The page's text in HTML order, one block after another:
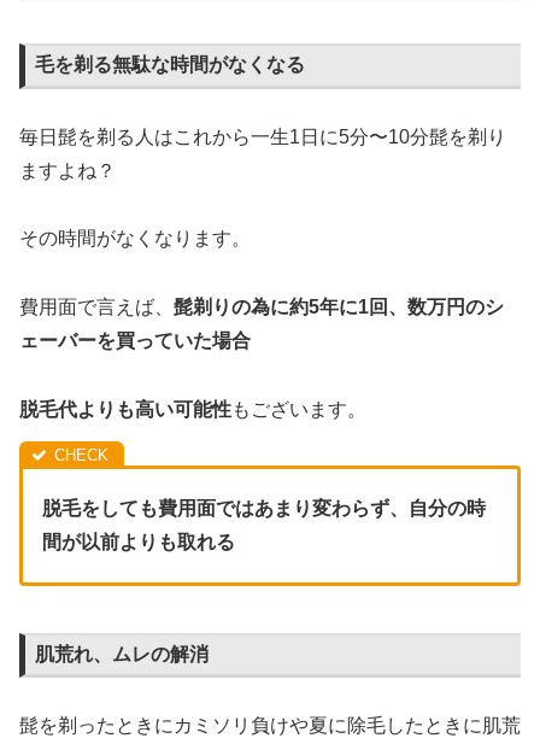
毛を剃る無駄な時間がなくなる
毎日髭を剃る人はこれから一生1日に5分〜10分髭を剃り
ますよね？
その時間がなくなります。
費用面で言えば、 髭剃りの為に約5年に1回、数万円のシ
ェーバーを買っていた場合
脱毛代よりも高い可能性もございます。
脱毛をしても費用面ではあまり変わらず、自分の時
間が以前よりも取れる
肌荒れ、ムレの解消
髭を剃ったときにカミソリ負けや夏に除毛したときに肌荒